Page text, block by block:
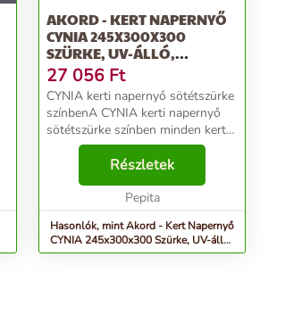
AKORD - KERT NAPERNYŐ
CYNIA 245X300X300
SZÜRKE, UV-ÁLLÓ,
VÍZÁLLÓ,...
27 056 Ft
CYNIA kerti napernyő sötétszürke
színbenA CYNIA kerti napernyő
sötétszürke színben minden kert
vagy terasz elengedhetetlen
kelléke. Ez az elegáns modell 3
méteres szélességével nagy
árnyékot biztosít,...
Részletek
Pepita
Hasonlók, mint Akord - Kert Napernyő
CYNIA 245x300x300 Szürke, UV-álló,
Vízálló,...